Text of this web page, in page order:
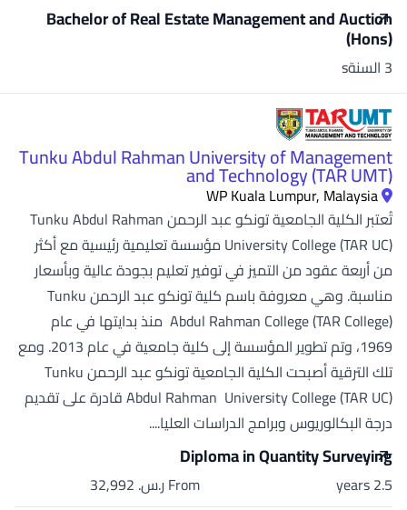
Bachelor of Real Estate Management and Auction
(Hons)
3 السنةs
Tunku Abdul Rahman University of Management
and Technology (TAR UMT)
WP Kuala Lumpur, Malaysia
تُعتبر الكلية الجامعية تونكو عبد الرحمن Tunku Abdul Rahman
University College (TAR UC) مؤسسة تعليمية رئيسية مع أكثر
من أربعة عقود من التميز في توفير تعليم بجودة عالية وبأسعار
مناسبة. وهي معروفة باسم كلية تونكو عبد الرحمن Tunku
Abdul Rahman College (TAR College) منذ بدايتها في عام
1969، وتم تطوير المؤسسة إلى كلية جامعية في عام 2013. ومع
تلك الترقية أصبحت الكلية الجامعية تونكو عبد الرحمن Tunku
Abdul Rahman University College (TAR UC) قادرة على تقديم
درجة البكالوريوس وبرامج الدراسات العليا....
Diploma in Quantity Surveying
2.5 years From ر.س.‏ 32,992